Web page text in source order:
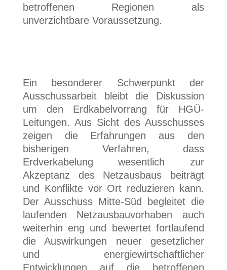
betroffenen Regionen als
unverzichtbare Voraussetzung.
Ein besonderer Schwerpunkt der
Ausschussarbeit bleibt die Diskussion
um den Erdkabelvorrang für HGÜ-
Leitungen. Aus Sicht des Ausschusses
zeigen die Erfahrungen aus den
bisherigen Verfahren, dass
Erdverkabelung wesentlich zur
Akzeptanz des Netzausbaus beiträgt
und Konflikte vor Ort reduzieren kann.
Der Ausschuss Mitte-Süd begleitet die
laufenden Netzausbauvorhaben auch
weiterhin eng und bewertet fortlaufend
die Auswirkungen neuer gesetzlicher
und energiewirtschaftlicher
Entwicklungen auf die betroffenen